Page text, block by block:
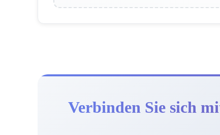
Verbinden Sie sich